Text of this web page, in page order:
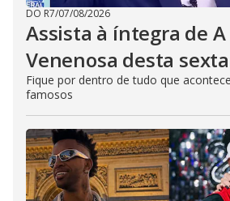
DO R7/07/08/2026
Assista à íntegra de A
Venenosa desta
Fique por dentro de tudo que
famosos